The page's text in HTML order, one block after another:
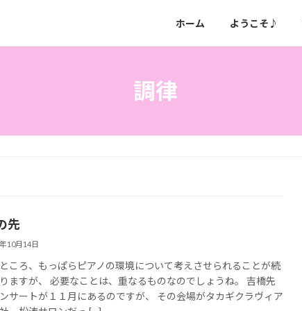
ホーム ようこそ♪
調律
先
10月14日
ころ、もっぱらピアノの環境について考えさせられることが続
ますが、 必要なことは、重なるものなのでしょうね。 吉橋先
サートが１１月にあるのですが、 その会場がタカギクラヴィア